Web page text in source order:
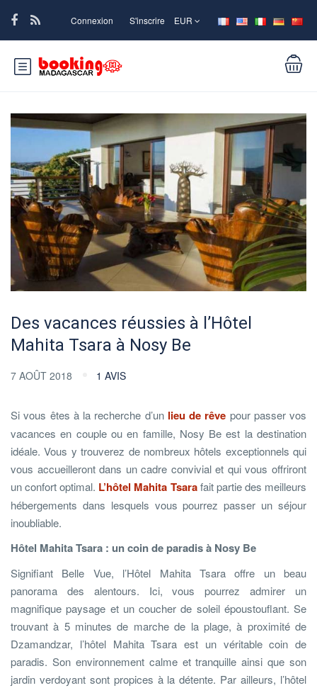
Connexion S'inscrire EUR
Des vacances réussies à l’Hôtel
Mahita Tsara à Nosy Be
7 AOÛT 2018 1 AVIS
Si vous êtes à la recherche d’un lieu de rêve pour passer vos
vacances en couple ou en famille, Nosy Be est la destination
idéale. Vous y trouverez de nombreux hôtels exceptionnels qui
vous accueilleront dans un cadre convivial et qui vous offriront
un confort optimal. L’hôtel Mahita Tsarafait partie des meilleurs
hébergements dans lesquels vous pourrez passer un séjour
inoubliable.
Hôtel Mahita Tsara : un coin de paradis à Nosy Be
Signifiant Belle Vue, l’Hôtel Mahita Tsara offre un beau
panorama des alentours. Ici, vous pourrez admirer un
magnifique paysage et un coucher de soleil époustouflant. Se
trouvant à 5 minutes de marche de la plage, à proximité de
Dzamandzar, l’hôtel Mahita Tsara est un véritable coin de
paradis. Son environnement calme et tranquille ainsi que son
jardin verdoyant sont propices à la détente. Par ailleurs, l’hôtel